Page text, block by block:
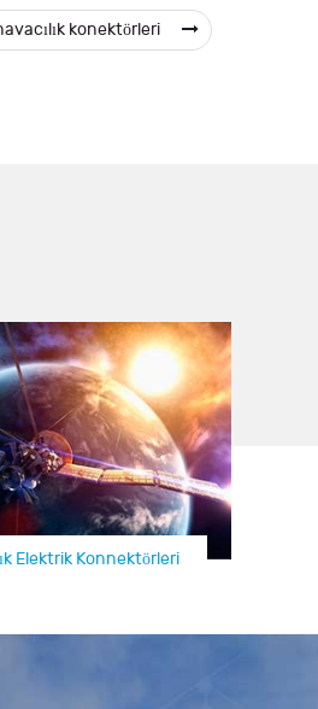
konektörleri
Uçak Konnektörü / İHA Konnektörü